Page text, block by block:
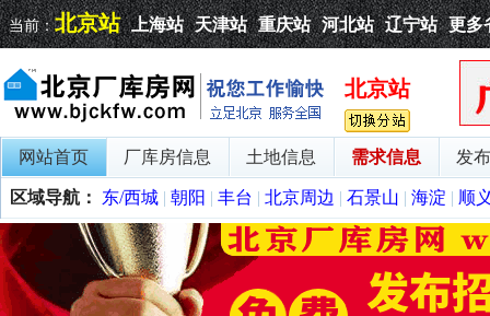
当前：北京站 上海站 天津站 重庆站 河北站 辽宁站 更多
北京站
网站首页 厂库房信息 土地信息 需求信息 发
区域导航： 东/西城 | 朝阳 | 丰台 | 北京周边 | 石景山 | 海淀 | 顺